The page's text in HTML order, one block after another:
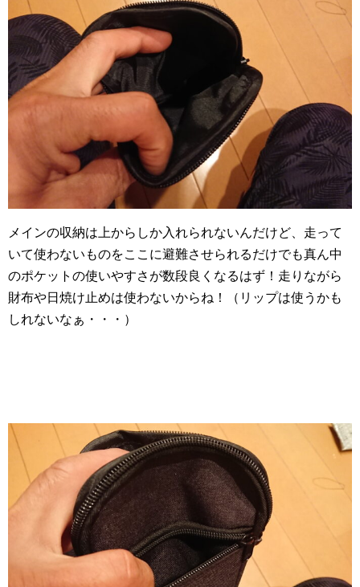
メインの収納は上からしか入れられないんだけど、走って
いて使わないものをここに避難させられるだけでも真ん中
のポケットの使いやすさが数段良くなるはず！走りながら
財布や日焼け止めは使わないからね！（リップは使うかも
しれないなぁ・・・）